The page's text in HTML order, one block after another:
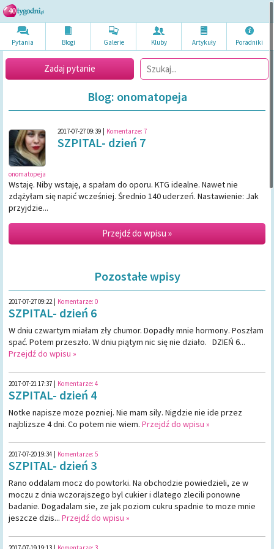
Pytania Blogi Galerie Kluby Artykuły Poradniki
Zadaj pytanie
Blog: onomatopeja
onomatopeja
2017-07-27 09:39 Komentarze: 7
SZPITAL- dzień 7
Wstaję. Niby wstaję, a spałam do oporu. KTG idealne. Nawet nie
zdążyłam się napić wcześniej. Średnio 140 uderzeń. Nastawienie: Jak
przyjdzie...
Przejdź do wpisu »
Pozostałe wpisy
2017-07-27 09:22 Komentarze: 0
SZPITAL- dzień 6
W dniu czwartym miałam zły chumor. Dopadły mnie hormony. Poszłam
spać. Potem przeszło. W dniu piątym nic się nie działo. DZIEŃ 6...
Przejdź do wpisu »
2017-07-21 17:37 Komentarze: 4
SZPITAL- dzień 4
Notke napisze moze pozniej. Nie mam sily. Nigdzie nie ide przez
najblizsze 4 dni. Co potem nie wiem. Przejdź do wpisu »
2017-07-20 19:34 Komentarze: 5
SZPITAL- dzień 3
Rano oddalam mocz do powtorki. Na obchodzie powiedzieli, ze w
moczu z dnia wczorajszego byl cukier i dlatego zlecili ponowne
badanie. Dogadalam sie, ze jak poziom cukru spadnie to moze mnie
jeszcze dzis... Przejdź do wpisu »